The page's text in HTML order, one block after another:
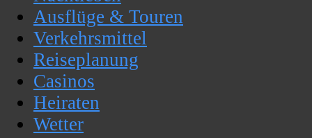
Ausflüge & Touren
Verkehrsmittel
Reiseplanung
Casinos
Heiraten
Wetter